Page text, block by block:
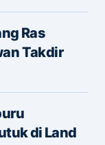
Ras
Takdir
di Land